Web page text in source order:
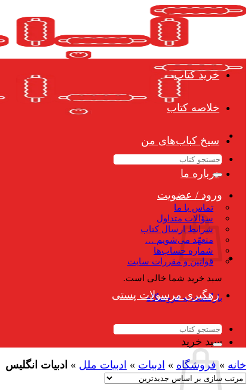
Skip
جستجو
برای:
ورود / عضویت
سبد خرید شما خالی است.
بازگشت به فروشگاه
سبد خرید
خرید کتاب
خلاصه کتاب
سیخ کباب‌های من
درباره ما
تماس با ما
سؤالات متداول
شرایط ارسال کتاب
متعهّد می‌شویم …
شماره حساب‌ها
قوانین و مقررات سایت
رهگیری مرسولات پستی
جستجو
برای:
خانه » فروشگاه » ادبیات » ادبیات ملل » ادبیات انگلیس